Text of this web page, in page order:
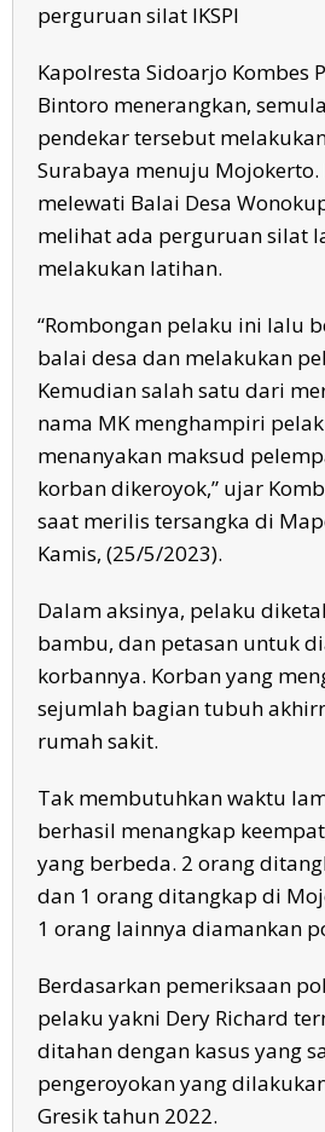
perguruan silat IKSPI
Kapolresta Sidoarjo Kombes
Bintoro menerangkan,
pendekar tersebut
Surabaya menuju Mojokerto.
melewati Balai Desa
melihat ada perguruan silat
melakukan latihan.
“Rombongan pelaku ini lalu
balai desa dan melakukan
Kemudian salah satu dari
nama MK menghampiri
menanyakan maksud
korban dikeroyok,” ujar
saat merilis tersangka di
Kamis, (25/5/2023).
Dalam aksinya, pelaku
bambu, dan petasan untuk
korbannya. Korban yang
sejumlah bagian tubuh
rumah sakit.
Tak membutuhkan waktu
berhasil menangkap
yang berbeda. 2 orang
dan 1 orang ditangkap di
1 orang lainnya diamankan
Berdasarkan pemeriksaan
pelaku yakni Dery Richard
ditahan dengan kasus yang
pengeroyokan yang
Gresik tahun 2022.